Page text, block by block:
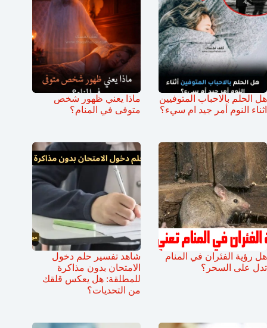
هل الحلم بالاحباب المتوفيين
اثناء النوم أمر جيد ام سيء؟
ماذا يعني ظهور شخص
متوفى في المنام؟
هل رؤية الفئران في المنام
تدل على السحر؟
شاهد تفسير حلم دخول
الامتحان بدون مذاكرة
للمطلقة: هل يعكس قلقك
من التحديات؟